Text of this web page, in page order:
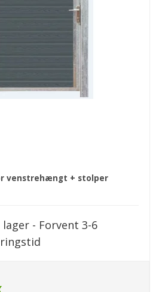
venstrehængt + stolper
- Forvent 3-6